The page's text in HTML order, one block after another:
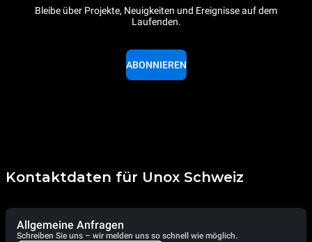
Bleibe über Projekte, Neuigkeiten und Ereignisse auf dem
Laufenden.
ABONNIEREN
Kontaktdaten für Unox Schweiz
Allgemeine Anfragen
Schreiben Sie uns – wir melden uns so schnell wie möglich.